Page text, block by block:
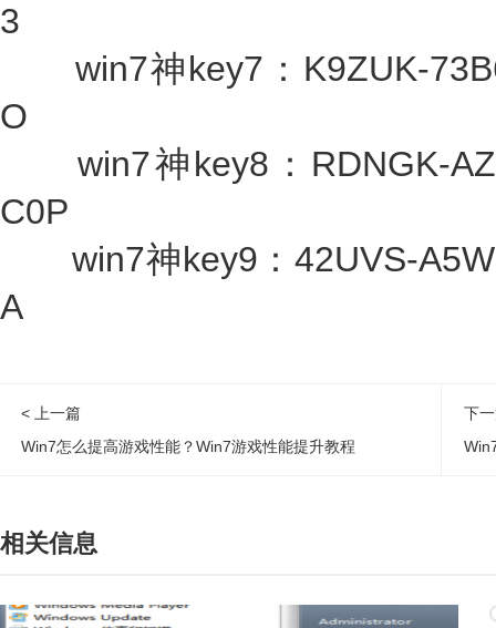
3
win7神key7：K9ZUK-
O
win7神key8：RDNGK-
C0P
win7神key9：42UVS-
A
< 上一篇
Win7怎么提高游戏性能？Win7游戏性能提升教程
下
相关信息